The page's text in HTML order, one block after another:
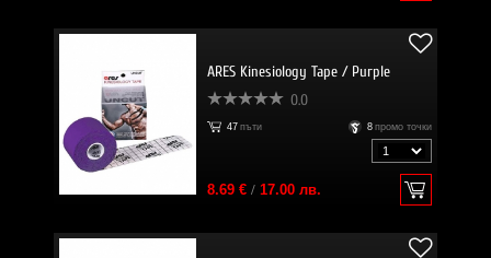
ARES Kinesiology Tape / Purple
0.0
47 пъти 8 промо точки
8.69 €/ 17.00 лв.